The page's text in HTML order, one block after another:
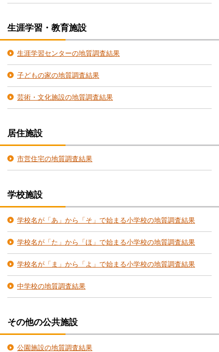
生涯学習・教育施設
生涯学習センターの地質調査結果
子どもの家の地質調査結果
芸術・文化施設の地質調査結果
居住施設
市営住宅の地質調査結果
学校施設
学校名が「あ」から「そ」で始まる小学校の地質調査結果
学校名が「た」から「ほ」で始まる小学校の地質調査結果
学校名が「ま」から「よ」で始まる小学校の地質調査結果
中学校の地質調査結果
その他の公共施設
公園施設の地質調査結果